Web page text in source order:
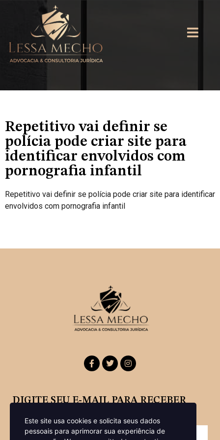
Repetitivo vai definir se
polícia pode criar site para
identificar envolvidos com
pornografia infantil
Repetitivo vai definir se polícia pode criar site para identificar
envolvidos com pornografia infantil
DIGITE SEU E-MAIL PARA RECEBER
Este site usa cookies e solicita seus dados
pessoais para aprimorar sua experiência de